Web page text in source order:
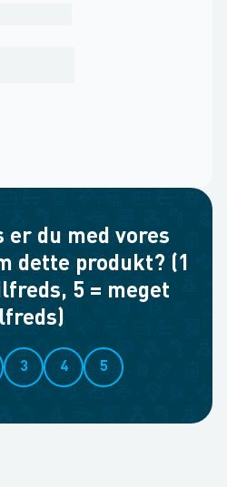
du med vores
dette produkt? (1
5 = meget
3 4 5